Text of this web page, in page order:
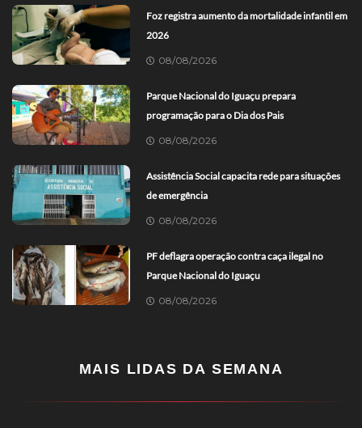
Foz registra aumento da mortalidade infantil em
2026
08/08/2026
Parque Nacional do Iguaçu prepara
programação para o Dia dos Pais
08/08/2026
Assistência Social capacita rede para situações
de emergência
08/08/2026
PF deflagra operação contra caça ilegal no
Parque Nacional do Iguaçu
08/08/2026
MAIS LIDAS DA SEMANA